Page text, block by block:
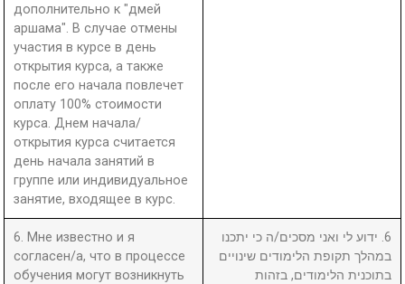
дополнительно к "дмей
аршама". В случае отмены
участия в курсе в день
открытия курса, а также
после его начала повлечет
оплату 100% стоимости
курса. Днем начала/
открытия курса считается
день начала занятий в
группе или индивидуальное
занятие, входящее в курс.
6. Мне известно и я
согласен/а, что в процессе
обучения могут возникнуть
6. ידוע לי ואני מסכים/ה כי יתכנו
במהלך תקופת הלימודים שינויים
בתוכנית הלימודים, בזהות